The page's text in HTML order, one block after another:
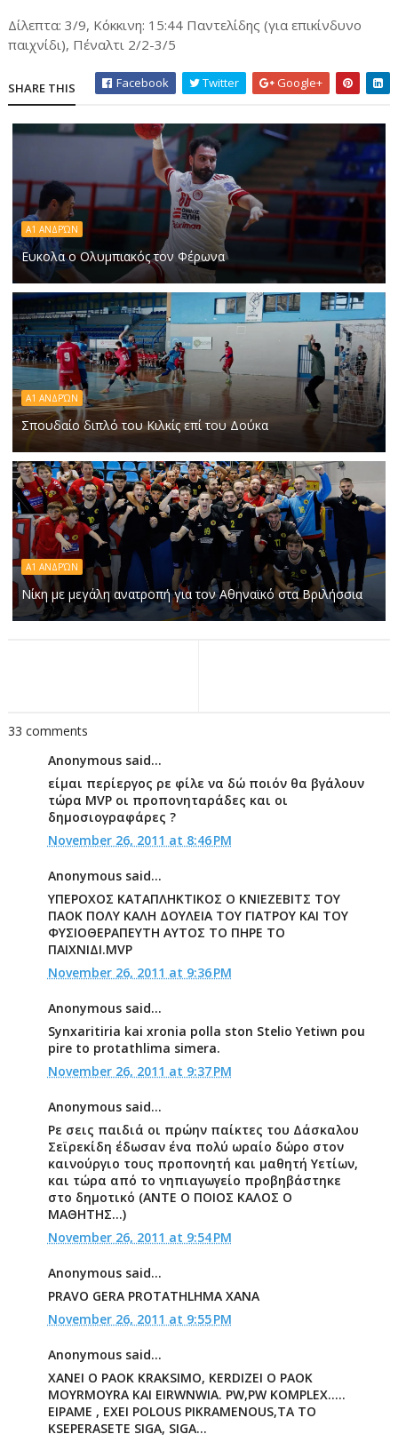
Δίλεπτα: 3/9, Κόκκινη: 15:44 Παντελίδης (για επικίνδυνο
παιχνίδι), Πέναλτι 2/2-3/5
SHARE THIS Facebook Twitter Google+
Α1 ΑΝΔΡΏΝ
Ευκολα ο Ολυμπιακός τον Φέρωνα
Α1 ΑΝΔΡΏΝ
Σπουδαίο διπλό του Κιλκίς επί του Δούκα
Α1 ΑΝΔΡΏΝ
Νίκη με μεγάλη ανατροπή για τον Αθηναϊκό στα Βριλήσσια
33 comments
Anonymous said...
είμαι περίεργος ρε φίλε να δώ ποιόν θα βγάλουν
τώρα MVP οι προπονηταράδες και οι
δημοσιογραφάρες ?
November 26, 2011 at 8:46 PM
Anonymous said...
ΥΠΕΡΟΧΟΣ ΚΑΤΑΠΛΗΚΤΙΚΟΣ Ο ΚΝΙΕΖΕΒΙΤΣ ΤΟΥ
ΠΑΟΚ ΠΟΛΥ ΚΑΛΗ ΔΟΥΛΕΙΑ ΤΟΥ ΓΙΑΤΡΟΥ ΚΑΙ ΤΟΥ
ΦΥΣΙΟΘΕΡΑΠΕΥΤΗ ΑΥΤΟΣ ΤΟ ΠΗΡΕ ΤΟ
ΠΑΙΧΝΙΔΙ.MVP
November 26, 2011 at 9:36 PM
Anonymous said...
Synxaritiria kai xronia polla ston Stelio Yetiwn pou
pire to protathlima simera.
November 26, 2011 at 9:37 PM
Anonymous said...
Ρε σεις παιδιά οι πρώην παίκτες του Δάσκαλου
Σεϊρεκίδη έδωσαν ένα πολύ ωραίο δώρο στον
καινούργιο τους προπονητή και μαθητή Υετίων,
και τώρα από το νηπιαγωγείο προβηβάστηκε
στο δημοτικό (ΑΝΤΕ Ο ΠΟΙΟΣ ΚΑΛΟΣ Ο
ΜΑΘΗΤΗΣ...)
November 26, 2011 at 9:54 PM
Anonymous said...
PRAVO GERA PROTATHLHMA XANA
November 26, 2011 at 9:55 PM
Anonymous said...
XANEI O PAOK KRAKSIMO, KERDIZEI O PAOK
MOYRMOYRA KAI EIRWNWIA. PW,PW KOMPLEX.....
EIPAME , EXEI POLOUS PIKRAMENOUS,TA TO
KSEPERASETE SIGA, SIGA...